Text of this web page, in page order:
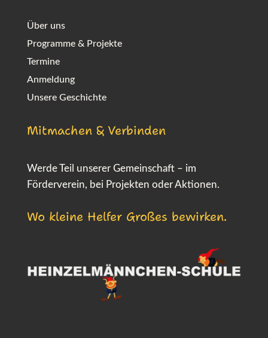
Über uns
Programme & Projekte
Termine
Anmeldung
Unsere Geschichte
Mitmachen & Verbinden
Werde Teil unserer Gemeinschaft – im
Förderverein, bei Projekten oder Aktionen.
Wo kleine Helfer Großes bewirken.